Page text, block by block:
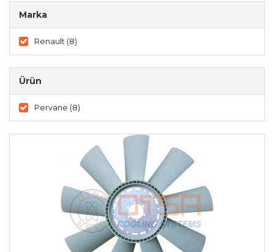
Marka
Renault (8)
Ürün
Pervane (8)